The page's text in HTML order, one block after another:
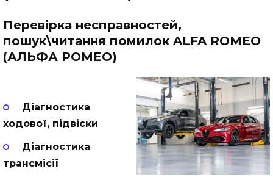
Перевірка несправностей,
пошук\читання помилок ALFA ROMEO
(АЛЬФА РОМЕО)
Діагностика
ходової, підвіски
Діагностика
трансмісії